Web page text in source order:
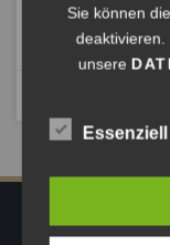
ANHÖREN »
Sie können
unsere
Essenziell